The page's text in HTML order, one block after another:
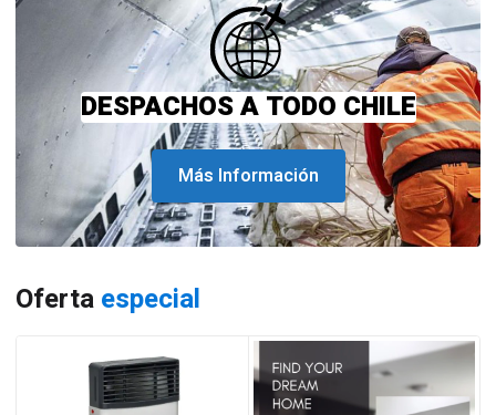
DESPACHOS A TODO CHILE
Más Información
Oferta especial